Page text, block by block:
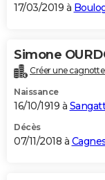
17/03/2019 à
Simone
Créer une
Naissance
16/10/1919 à
Décès
07/11/2018 à